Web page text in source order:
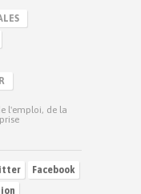
l'emploi, de la
Facebook